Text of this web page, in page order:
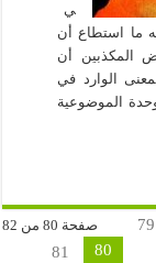
ي
ما استطاع أن
المكذبين أن
الوارد في
الموضوعية
صفحة 80 من 82
79
80
81